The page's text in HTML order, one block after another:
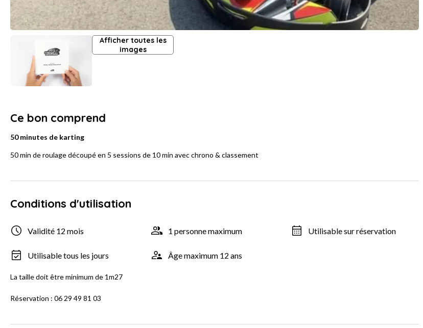
Afficher toutes les
images
Ce bon comprend
50 minutes de karting
50 min de roulage découpé en 5 sessions de 10 min avec chrono & classement
Conditions d'utilisation
Validité 12 mois 1 personne maximum Utilisable sur réservation
Utilisable tous les jours Âge maximum 12 ans
La taille doit être minimum de 1m27
Réservation : 06 29 49 81 03